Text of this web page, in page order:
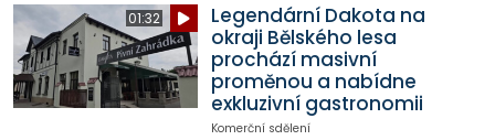
01:32
Legendární Dakota na
okraji Bělského lesa
prochází masivní
proměnou a nabídne
exkluzivní gastronomii
Komerční sdělení